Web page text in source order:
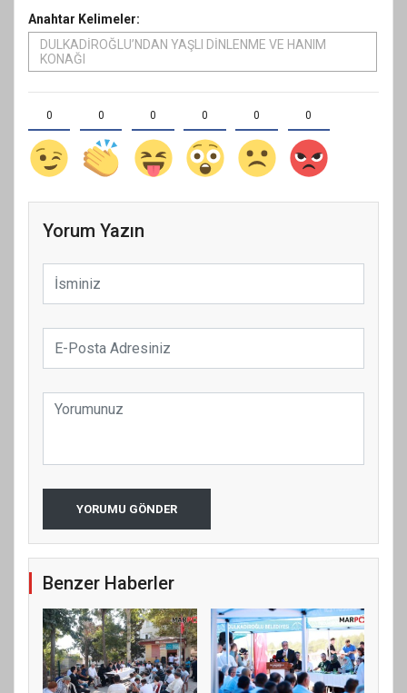
Anahtar Kelimeler:
DULKADİROĞLU’NDAN YAŞLI DİNLENME VE HANIM
KONAĞI
0 0 0 0 0 0
Yorum Yazın
YORUMU GÖNDER
Benzer Haberler